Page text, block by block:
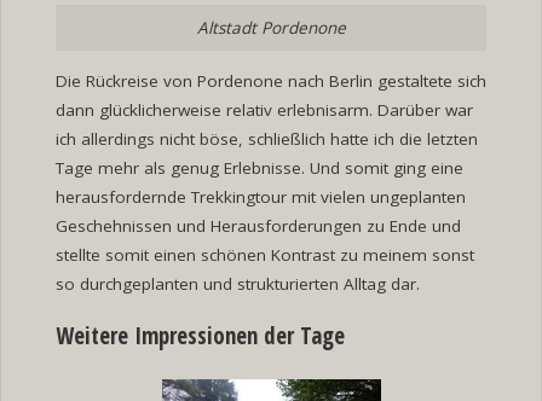
Altstadt Pordenone
Die Rückreise von Pordenone nach Berlin gestaltete sich
dann glücklicherweise relativ erlebnisarm. Darüber war
ich allerdings nicht böse, schließlich hatte ich die letzten
Tage mehr als genug Erlebnisse. Und somit ging eine
herausfordernde Trekkingtour mit vielen ungeplanten
Geschehnissen und Herausforderungen zu Ende und
stellte somit einen schönen Kontrast zu meinem sonst
so durchgeplanten und strukturierten Alltag dar.
Weitere Impressionen der Tage